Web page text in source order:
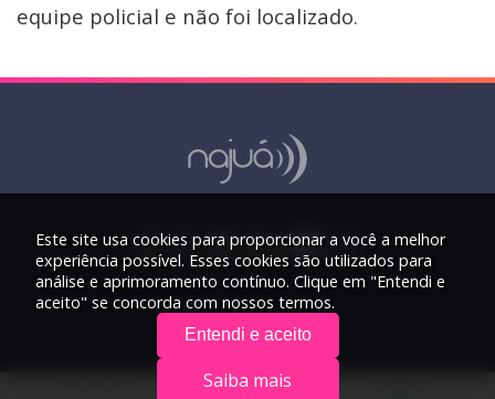
equipe policial e não foi localizado.
© 2026 Rádio Najuá - Todos os direitos reservados.
Este site usa cookies para proporcionar a você a melhor
experiência possível. Esses cookies são utilizados para
análise e aprimoramento contínuo. Clique em "Entendi e
aceito" se concorda com nossos termos.
Entendi e aceito
Saiba mais